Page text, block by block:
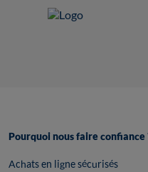
Pourquoi nous faire confiance
Achats en ligne sécurisés